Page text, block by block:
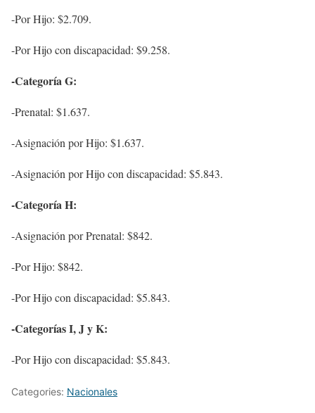
-Por Hijo: $2.709.
-Por Hijo con discapacidad: $9.258.
-Categoría G:
-Prenatal: $1.637.
-Asignación por Hijo: $1.637.
-Asignación por Hijo con discapacidad: $5.843.
-Categoría H:
-Asignación por Prenatal: $842.
-Por Hijo: $842.
-Por Hijo con discapacidad: $5.843.
-Categorías I, J y K:
-Por Hijo con discapacidad: $5.843.
Categories: Nacionales